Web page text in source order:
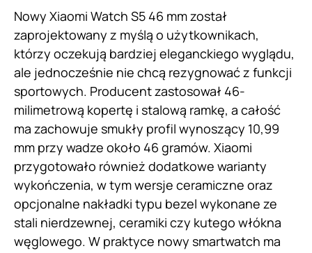
Nowy Xiaomi Watch S5 46 mm został
zaprojektowany z myślą o użytkownikach,
którzy oczekują bardziej eleganckiego wyglądu,
ale jednocześnie nie chcą rezygnować z funkcji
sportowych. Producent zastosował 46-
milimetrową kopertę i stalową ramkę, a całość
ma zachowuje smukły profil wynoszący 10,99
mm przy wadze około 46 gramów. Xiaomi
przygotowało również dodatkowe warianty
wykończenia, w tym wersje ceramiczne oraz
opcjonalne nakładki typu bezel wykonane ze
stali nierdzewnej, ceramiki czy kutego włókna
węglowego. W praktyce nowy smartwatch ma